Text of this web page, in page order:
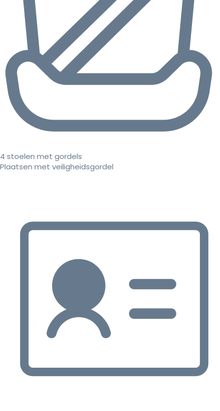
4 stoelen met gordels
Plaatsen met veiligheidsgordel